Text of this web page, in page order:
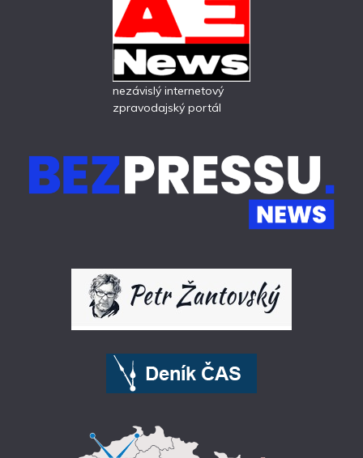
nezávislý internetový
zpravodajský portál